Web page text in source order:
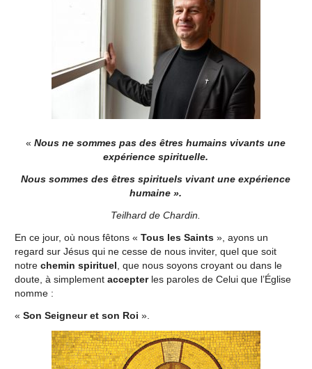
«Nous ne sommes pas des êtres humains vivants une
expérience spirituelle.
Nous sommes des êtres spirituels vivant une expérience
humaine ».
Teilhard de Chardin.
En ce jour, où nous fêtons « Tous les Saints », ayons un
regard sur Jésus qui ne cesse de nous inviter, quel que soit
notre chemin spirituel , que nous soyons croyant ou dans le
doute, à simplement accepterles paroles de Celui que l’Église
nomme :
« Son Seigneur et son Roi ».